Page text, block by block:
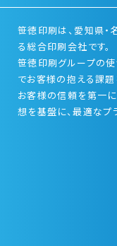
笹徳印刷は、愛知県
る総合印刷会社です。
笹徳印刷グループの使
でお客様の抱える課題
お客様の信頼を第一
想を基盤に、最適なプ